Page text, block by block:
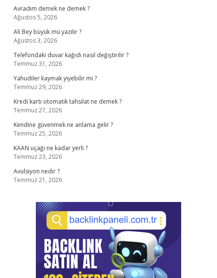
Avradım demek ne demek ?
Ağustos 5, 2026
Ali Bey büyük mü yazılır ?
Ağustos 3, 2026
Telefondaki duvar kağıdı nasıl değiştirilir ?
Temmuz 31, 2026
Yahudiler kaymak yiyebilir mi ?
Temmuz 29, 2026
Kredi kartı otomatik tahsilat ne demek ?
Temmuz 27, 2026
Kendine güvenmek ne anlama gelir ?
Temmuz 25, 2026
KAAN uçağı ne kadar yerli ?
Temmuz 23, 2026
Avulsiyon nedir ?
Temmuz 21, 2026